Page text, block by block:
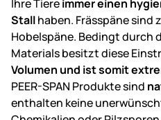
Ihre Tiereimmer einen
Stallhaben. Frässpäne
Hobelspäne. Bedingt durch
Materials besitzt diese
Volumen und ist somit
PEER-SPAN Produkte sind
enthalten keine